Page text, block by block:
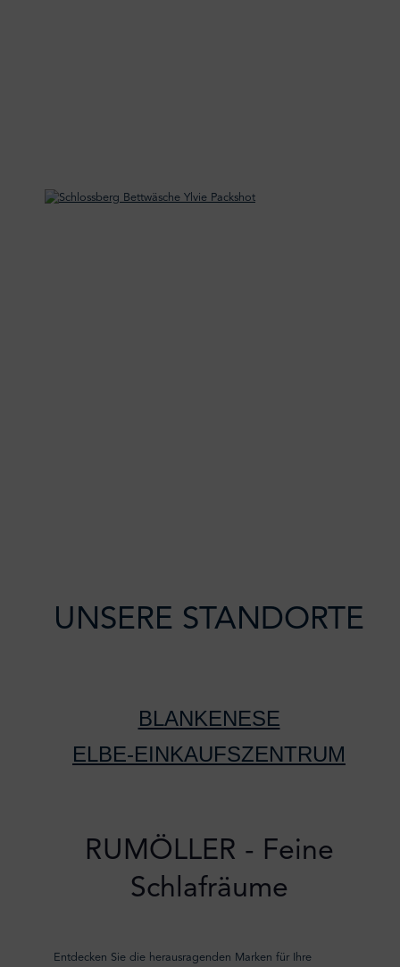
UNSERE STANDORTE
BLANKENESE
ELBE-EINKAUFSZENTRUM
RUMÖLLER - Feine
Schlafräume
Entdecken Sie die herausragenden Marken für Ihre